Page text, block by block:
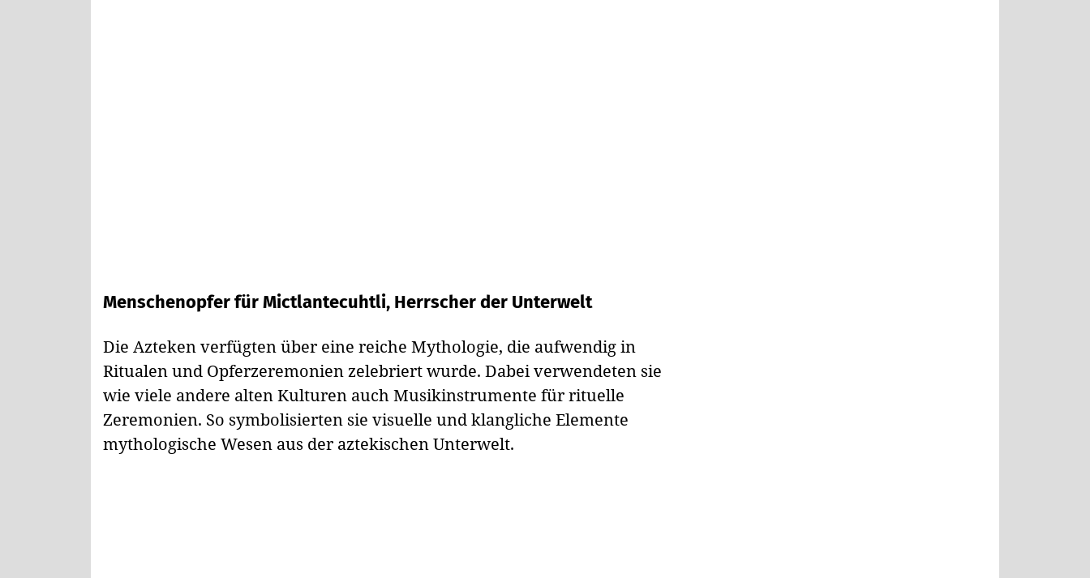
Menschenopfer für Mictlantecuhtli, Herrscher der Unterwelt
Die Azteken verfügten über eine reiche Mythologie, die aufwendig in
Ritualen und Opferzeremonien zelebriert wurde. Dabei verwendeten sie
wie viele andere alten Kulturen auch Musikinstrumente für rituelle
Zeremonien. So symbolisierten sie visuelle und klangliche Elemente
mythologische Wesen aus der aztekischen Unterwelt.